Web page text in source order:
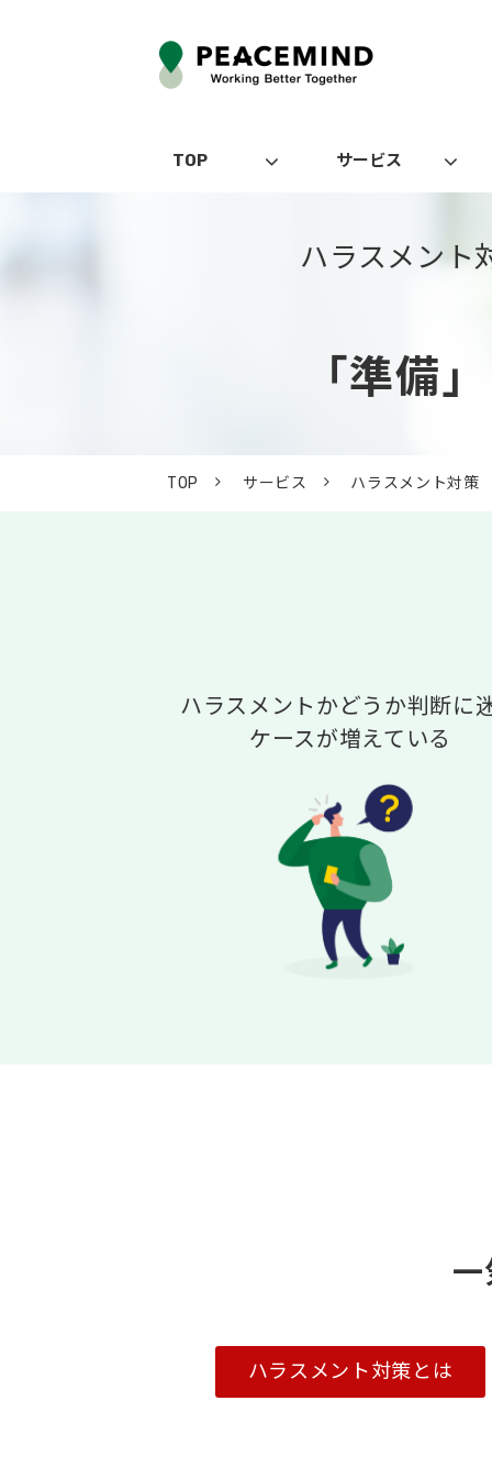
TOP サービス
ハラスメント
「準備
TOP サービス ハラスメント対策
ハラスメントかどうか判断に
ケースが増えている
ハラスメント対策とは